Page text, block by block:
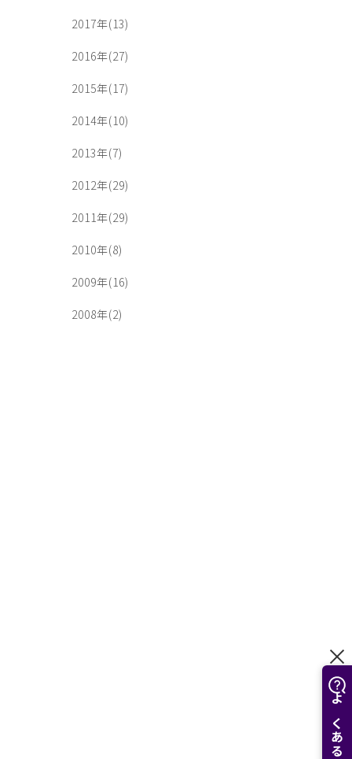
2017年(13)
2016年(27)
2015年(17)
2014年(10)
2013年(7)
2012年(29)
2011年(29)
2010年(8)
2009年(16)
2008年(2)